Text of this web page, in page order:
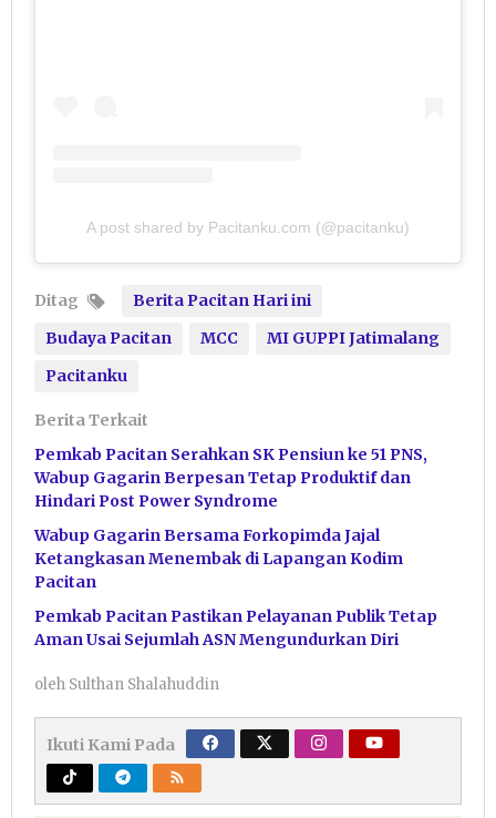
A post shared by Pacitanku.com (@pacitanku)
Ditag
Berita Pacitan Hari ini
Budaya Pacitan
MCC
MI GUPPI Jatimalang
Pacitanku
Berita Terkait
Pemkab Pacitan Serahkan SK Pensiun ke 51 PNS,
Wabup Gagarin Berpesan Tetap Produktif dan
Hindari Post Power Syndrome
Wabup Gagarin Bersama Forkopimda Jajal
Ketangkasan Menembak di Lapangan Kodim
Pacitan
Pemkab Pacitan Pastikan Pelayanan Publik Tetap
Aman Usai Sejumlah ASN Mengundurkan Diri
oleh Sulthan Shalahuddin
Ikuti Kami Pada